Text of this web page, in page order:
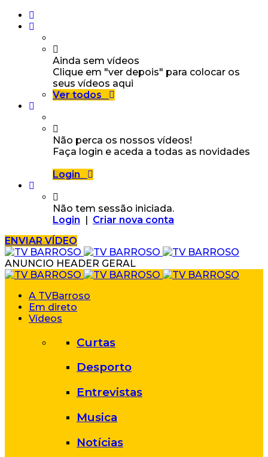
Ainda sem vídeos
Clique em "ver depois" para colocar os
seus vídeos aqui
Ver todos
Não perca os nossos vídeos!
Faça login e aceda a todas as novidades
Login
Não tem sessão iniciada.
Login | Criar nova conta
ENVIAR VÍDEO
ANUNCIO HEADER GERAL
A TVBarroso
Em direto
Vídeos
Curtas
Desporto
Entrevistas
Musica
Notícias